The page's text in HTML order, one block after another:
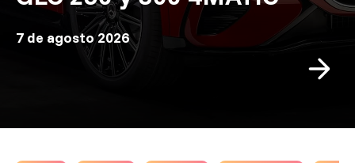
7 de agosto 2026